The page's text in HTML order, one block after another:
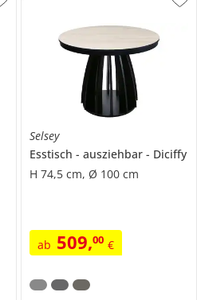
Selsey
Esstisch
ausziehbar
Diciffy
H 74,5 cm, Ø 100 cm
ab 509,00 €